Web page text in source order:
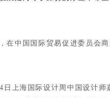
在中国国际贸易促进委员会
上海国际设计周中国设计师